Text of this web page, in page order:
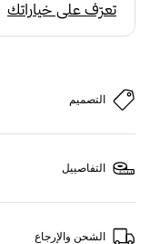
التصميم
التفاصييل
الشحن والإرجاع